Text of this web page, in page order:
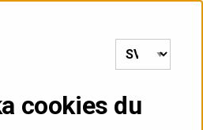
cookies du
MENY